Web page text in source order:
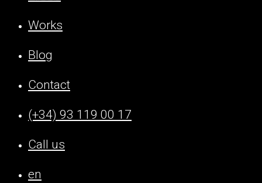
Works
Blog
Contact
(+34) 93 119 00 17
Call us
en